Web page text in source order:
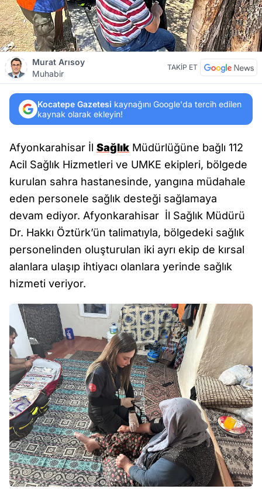
Murat Arısoy
Muhabir
TAKİP ET
Kocatepe Gazetesi kaynağını Google'da tercih edilen
kaynak olarak ekleyin!
Afyonkarahisar İl Sağlık Müdürlüğüne bağlı 112
Acil Sağlık Hizmetleri ve UMKE ekipleri, bölgede
kurulan sahra hastanesinde, yangına müdahale
eden personele sağlık desteği sağlamaya
devam ediyor. Afyonkarahisar İl Sağlık Müdürü
Dr. Hakkı Öztürk’ün talimatıyla, bölgedeki sağlık
personelinden oluşturulan iki ayrı ekip de kırsal
alanlara ulaşıp ihtiyacı olanlara yerinde sağlık
hizmeti veriyor.